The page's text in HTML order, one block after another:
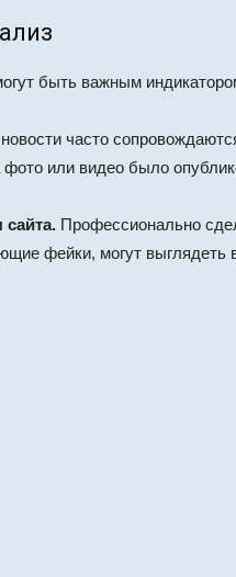
быть важным
часто
фото или видео было
сайта. Профессионально
фейки, могут